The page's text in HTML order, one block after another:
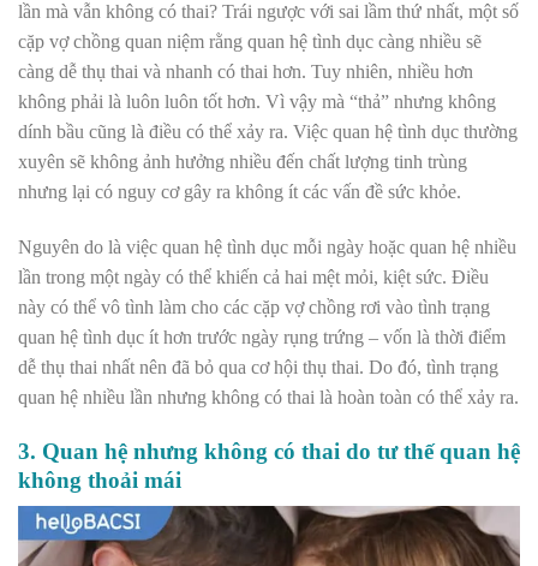
lần mà vẫn không có thai? Trái ngược với sai lầm thứ nhất, một số
cặp vợ chồng quan niệm rằng quan hệ tình dục càng nhiều sẽ
càng dễ thụ thai và nhanh có thai hơn. Tuy nhiên, nhiều hơn
không phải là luôn luôn tốt hơn. Vì vậy mà “thả” nhưng không
dính bầu cũng là điều có thể xảy ra. Việc quan hệ tình dục thường
xuyên sẽ không ảnh hưởng nhiều đến chất lượng tinh trùng
nhưng lại có nguy cơ gây ra không ít các vấn đề sức khỏe.
Nguyên do là việc quan hệ tình dục mỗi ngày hoặc quan hệ nhiều
lần trong một ngày có thể khiến cả hai mệt mỏi, kiệt sức. Điều
này có thể vô tình làm cho các cặp vợ chồng rơi vào tình trạng
quan hệ tình dục ít hơn trước ngày rụng trứng – vốn là thời điểm
dễ thụ thai nhất nên đã bỏ qua cơ hội thụ thai. Do đó, tình trạng
quan hệ nhiều lần nhưng không có thai là hoàn toàn có thể xảy ra.
3. Quan hệ nhưng không có thai do tư thế quan hệ
không thoải mái